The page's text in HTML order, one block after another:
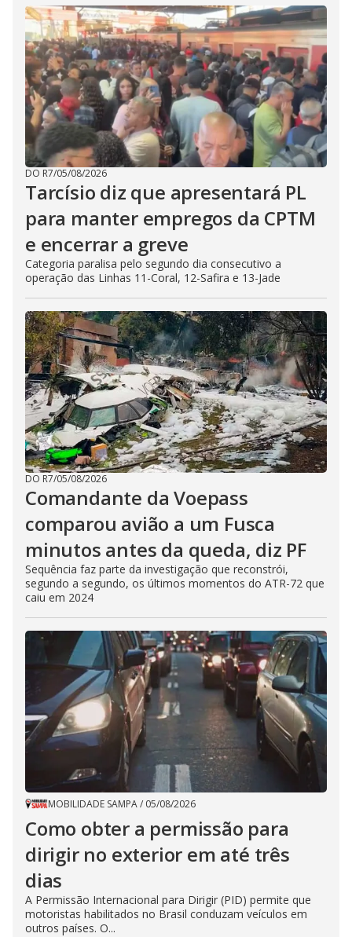
DO R7/05/08/2026
Tarcísio diz que apresentará PL
para manter empregos da CPTM
e encerrar a greve
Categoria paralisa pelo segundo dia consecutivo a
operação das Linhas 11-Coral, 12-Safira e 13-Jade
DO R7/05/08/2026
Comandante da Voepass
comparou avião a um Fusca
minutos antes da queda, diz PF
Sequência faz parte da investigação que reconstrói,
segundo a segundo, os últimos momentos do ATR-72 que
caiu em 2024
MOBILIDADE SAMPA/ 05/08/2026
Como obter a permissão para
dirigir no exterior em até três
dias
A Permissão Internacional para Dirigir (PID) permite que
motoristas habilitados no Brasil conduzam veículos em
outros países. O...